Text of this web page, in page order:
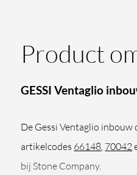
Product
GESSI Ventaglio
De Gessi Ventaglio
artikelcodes 66148, 70042
bij Stone Company.